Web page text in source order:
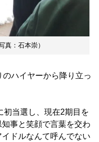
真：石本崇）
ハイヤーから降り立っ
当選し、現在2期目を
事と笑顔で言葉を交わ
ドルなんて呼んでない